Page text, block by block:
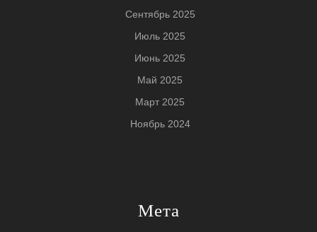
Сентябрь 2025
Июль 2025
Июнь 2025
Май 2025
Март 2025
Ноябрь 2024
Мета